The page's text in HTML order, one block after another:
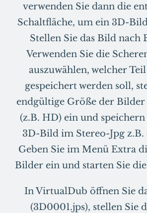
verwenden Sie dann die
Schaltfläche, um ein 3D-
Stellen Sie das Bild nach
Verwenden Sie die
auszuwählen, welcher
gespeichert werden soll,
endgültige Größe der
(z.B. HD) ein und speichern
3D-Bild im Stereo-Jpg z.B.
Geben Sie im Menü Extra
Bilder ein und starten Sie
In VirtualDub öffnen Sie
(3D0001.jps), stellen Sie